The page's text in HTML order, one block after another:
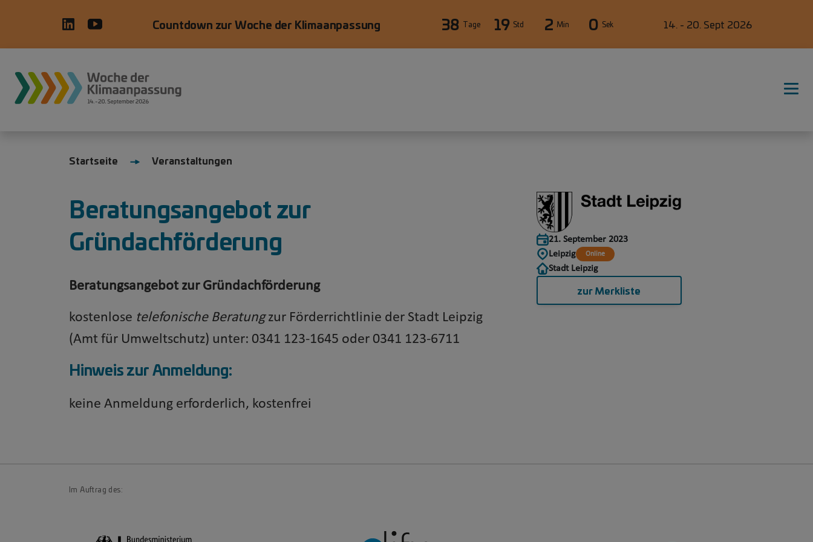
Countdown zur Woche der Klimaanpassung 38 Tage 19 Std 2 Min 0 Sek 14. - 20. Sept 2026
Startseite Veranstaltungen
Beratungsangebot zur
Gründachförderung
Beratungsangebot zur Gründachförderung
kostenlose telefonische Beratungzur Förderrichtlinie der Stadt Leipzig
(Amt für Umweltschutz) unter: 0341 123-1645 oder 0341 123-6711
Hinweis zur Anmeldung:
keine Anmeldung erforderlich, kostenfrei
21. September 2023
Leipzig
Online
Stadt Leipzig
zur Merkliste
Im Auftrag des: